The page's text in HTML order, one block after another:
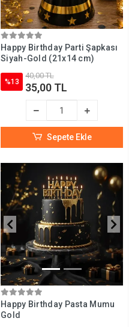
Happy Birthday Parti Şapkası
Siyah-Gold (21x14 cm)
%13
40,00 TL
35,00 TL
Sepete Ekle
Happy Birthday Pasta Mumu
Gold